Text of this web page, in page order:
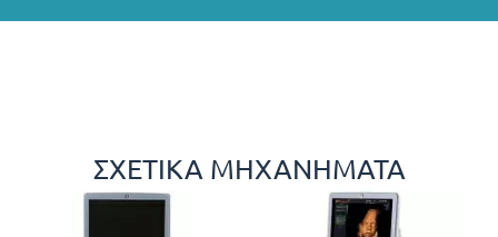
ΣΧΕΤΙΚΆ ΜΗΧΑΝΉΜΑΤΑ